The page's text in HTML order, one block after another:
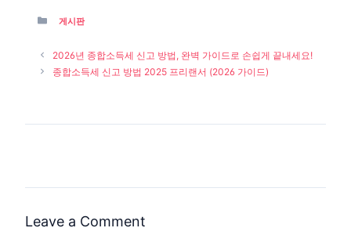
Categories
게시판
2026년 종합소득세 신고 방법, 완벽 가이드로 손쉽게 끝내세요!
종합소득세 신고 방법 2025 프리랜서 (2026 가이드)
Leave a Comment